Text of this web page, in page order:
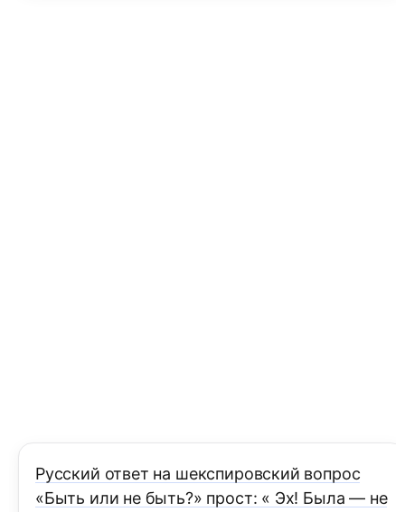
Русский ответ на шекспировский вопрос
«Быть или не быть?» прост: « Эх! Была — не